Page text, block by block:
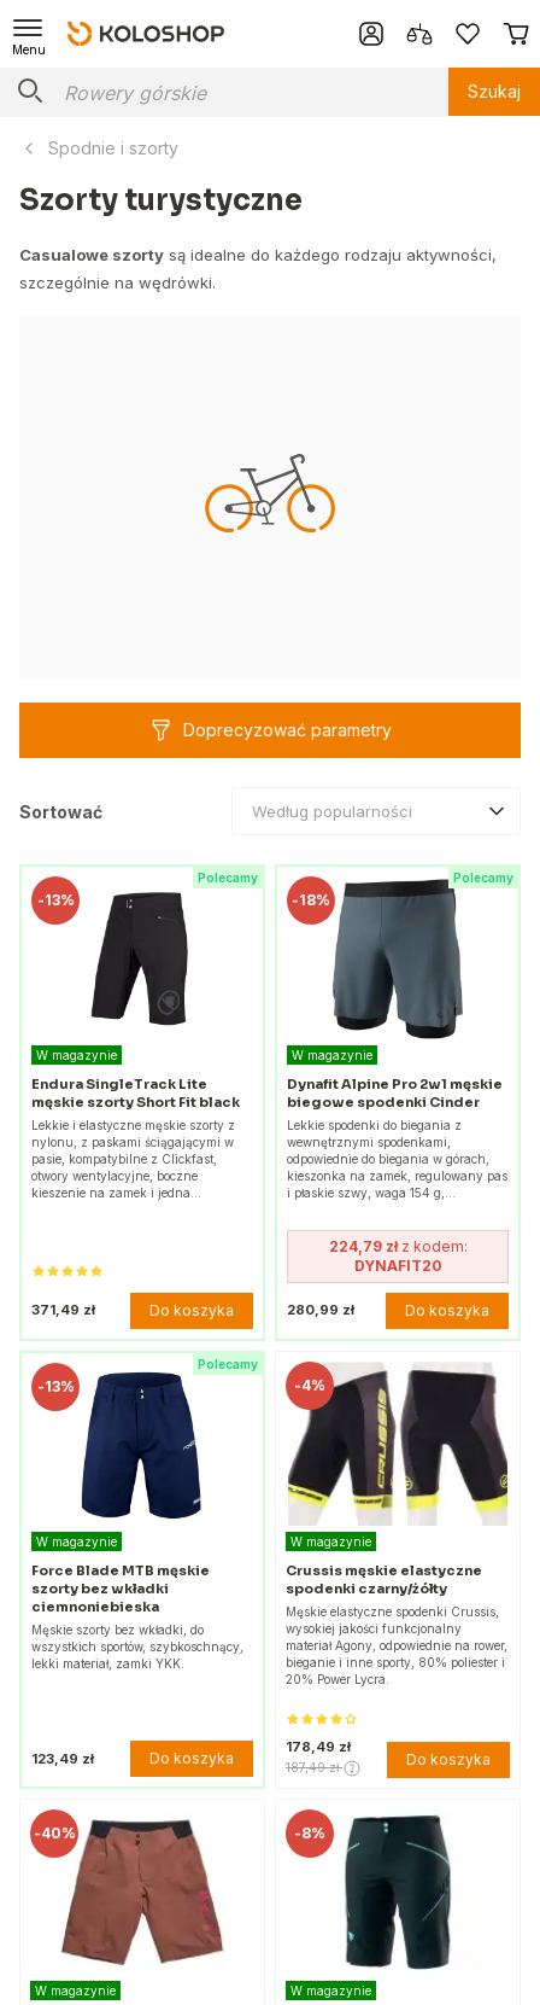
Menu
Szukaj
Spodnie i szorty
Szorty turystyczne
Casualowe szorty są idealne do każdego rodzaju aktywności,
szczególnie na wędrówki.
Doprecyzować parametry
Sortować Według popularności
Polecamy
-13%
W magazynie
Endura SingleTrack Lite
męskie szorty Short Fit black
Lekkie i elastyczne męskie szorty z
nylonu, z paskami ściągającymi w
pasie, kompatybilne z Clickfast,
otwory wentylacyjne, boczne
kieszenie na zamek i jedna…
371,49 zł Do koszyka
Polecamy
-18%
W magazynie
Dynafit Alpine Pro 2w1 męskie
biegowe spodenki Cinder
Lekkie spodenki do biegania z
wewnętrznymi spodenkami,
odpowiednie do biegania w górach,
kieszonka na zamek, regulowany pas
i płaskie szwy, waga 154 g,…
224,79 złz kodem:
DYNAFIT20
280,99 zł Do koszyka
Polecamy
-13%
W magazynie
Force Blade MTB męskie
szorty bez wkładki
ciemnoniebieska
Męskie szorty bez wkładki, do
wszystkich sportów, szybkoschnący,
lekki materiał, zamki YKK.
123,49 zł Do koszyka
-4%
W magazynie
Crussis męskie elastyczne
spodenki czarny/żółty
Męskie elastyczne spodenki Crussis,
wysokiej jakości funkcjonalny
materiał Agony, odpowiednie na rower,
bieganie i inne sporty, 80% poliester i
20% Power Lycra.
178,49 zł
187,49 zł Do koszyka
-40%
W magazynie
-8%
W magazynie